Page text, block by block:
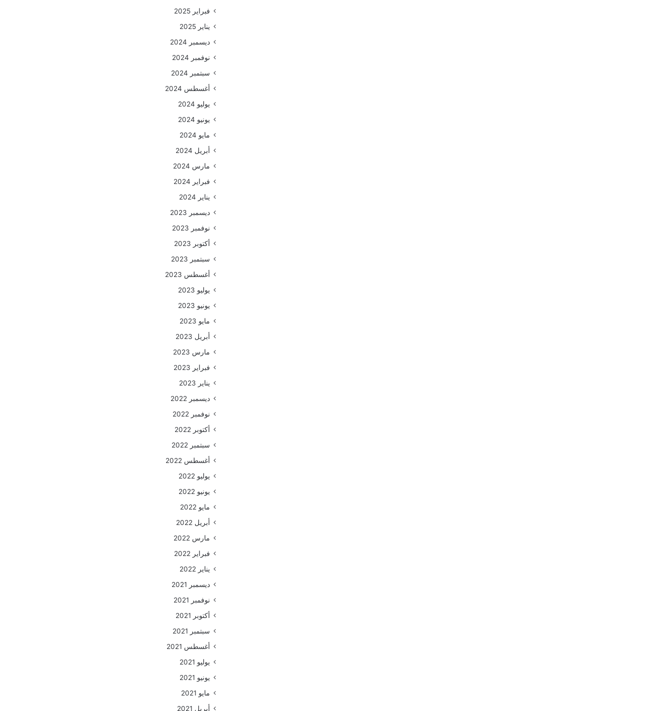
فبراير 2025
يناير 2025
ديسمبر 2024
نوفمبر 2024
سبتمبر 2024
أغسطس 2024
يوليو 2024
يونيو 2024
مايو 2024
أبريل 2024
مارس 2024
فبراير 2024
يناير 2024
ديسمبر 2023
نوفمبر 2023
أكتوبر 2023
سبتمبر 2023
أغسطس 2023
يوليو 2023
يونيو 2023
مايو 2023
أبريل 2023
مارس 2023
فبراير 2023
يناير 2023
ديسمبر 2022
نوفمبر 2022
أكتوبر 2022
سبتمبر 2022
أغسطس 2022
يوليو 2022
يونيو 2022
مايو 2022
أبريل 2022
مارس 2022
فبراير 2022
يناير 2022
ديسمبر 2021
نوفمبر 2021
أكتوبر 2021
سبتمبر 2021
أغسطس 2021
يوليو 2021
يونيو 2021
مايو 2021
أبريل 2021